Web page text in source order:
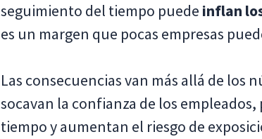
seguimiento del tiempo puede inflan
es un margen que pocas empresas
Las consecuencias van más allá de los
socavan la confianza de los
tiempo y aumentan el riesgo de